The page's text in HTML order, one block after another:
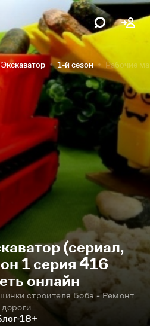
1-й сезон Рабочие
(сериал,
1 серия 416
онлайн
строителя Боба - Ремонт
дороги
18+